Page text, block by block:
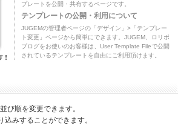
プレートを公開・共有するページです。
テンプレートの公開・利用について
JUGEMの管理者ページの「デザイン」>「テンプレー
ト変更」ページから簡単にできます。JUGEM、ロリポ
ブログをお使いのお客様は、User Template Fileで公開
されているテンプレートを自由にご利用頂けます。
び順を変更できます。
みすることができます。